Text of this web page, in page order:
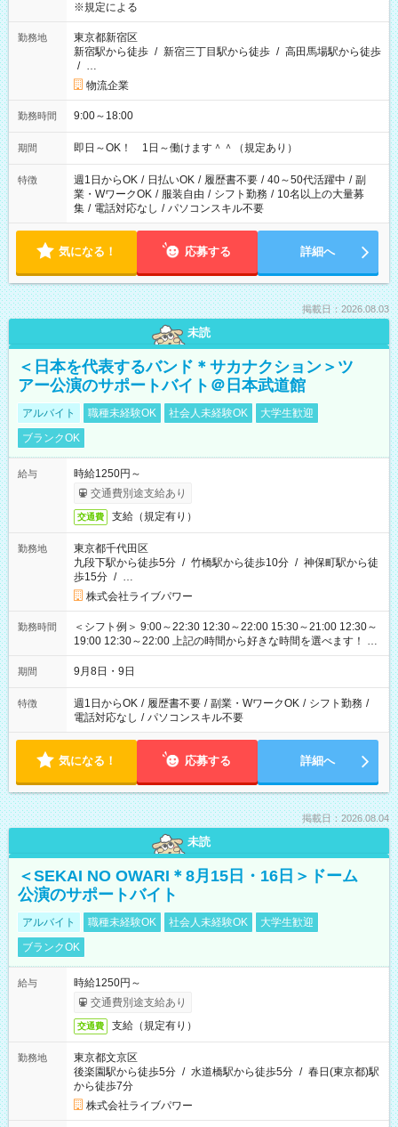
※規定による
勤務地
東京都新宿区
新宿駅から徒歩 / 新宿三丁目駅から徒歩 / 高田馬場駅から徒歩
/ …
物流企業
勤務時間 9:00～18:00
期間 即日～OK！ 1日～働けます＾＾（規定あり）
特徴 週1日からOK / 日払いOK / 履歴書不要 / 40～50代活躍中 / 副
業・WワークOK / 服装自由 / シフト勤務 / 10名以上の大量募
集 / 電話対応なし / パソコンスキル不要
気になる！ 応募する 詳細へ
掲載日：2026.08.03
未読
＜日本を代表するバンド＊サカナクション＞ツ
アー公演のサポートバイト＠日本武道館
アルバイト 職種未経験OK 社会人未経験OK
大学生歓迎
ブランクOK
給与
時給1250円～
交通費別途支給あり
交通費 支給（規定有り）
勤務地
東京都千代田区
九段下駅から徒歩5分 / 竹橋駅から徒歩10分 / 神保町駅から徒
歩15分 / …
株式会社ライブパワー
勤務時間
＜シフト例＞ 9:00～22:30 12:30～22:00 15:30～21:00 12:30～
19:00 12:30～22:00 上記の時間から好きな時間を選べます！ ※
時間は変更となる可能性があります
期間 9月8日・9日
特徴 週1日からOK / 履歴書不要 / 副業・WワークOK / シフト勤務 /
電話対応なし / パソコンスキル不要
気になる！ 応募する 詳細へ
掲載日：2026.08.04
未読
＜SEKAI NO OWARI＊8月15日・16日＞ドーム
公演のサポートバイト
アルバイト 職種未経験OK 社会人未経験OK
大学生歓迎
ブランクOK
給与
時給1250円～
交通費別途支給あり
交通費 支給（規定有り）
勤務地
東京都文京区
後楽園駅から徒歩5分 / 水道橋駅から徒歩5分 / 春日(東京都)駅
から徒歩7分
株式会社ライブパワー